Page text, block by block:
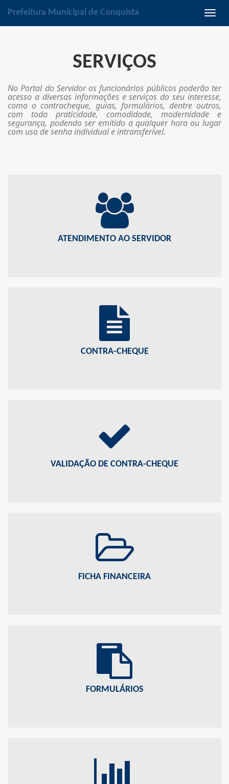
Prefeitura Municipal de Conquista
SERVIÇOS
No Portal do Servidor os funcionários públicos poderão ter
acesso a diversas informações e serviços do seu interesse,
como o contracheque, guias, formulários, dentre outros,
com toda praticidade, comodidade, modernidade e
segurança, podendo ser emitido a qualquer hora ou lugar
com uso de senha individual e intransferível.
ATENDIMENTO AO SERVIDOR
ATENDIMENTO AO SERVIDOR
Veja onde encontrar as unidades de atendimento mais próximos de
você. Consulte o endereço, telefone e os horários de cada unidade de
atendimento.
CONTRA-CHEQUE
CONTRA-CHEQUE
Consulte aqui seu contracheque
VALIDAÇÃO DE CONTRA-CHEQUE
Clique aqui para conferir a autenticidade das informações contidas
no contracheque.
FICHA FINANCEIRA
Acompanhe aqui a movimentação anual dos seus dados financeiros.
FORMULÁRIOS
FORMULÁRIOS
Veja os documentos e os formulários disponíveis para download.